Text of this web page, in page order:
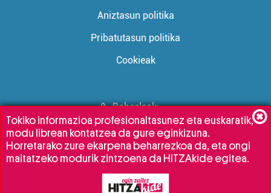
Aniztasun politika
Pribatutasun politika
Cookieak
Babesleak:
Tokiko informazioa profesionaltasunez eta euskaratik,
modu librean kontatzea da gure eginkizuna.
Horretarako zure ekarpena beharrezkoa da, eta ongi
maitatzeko modurik zintzoena da HITZAkide egitea.